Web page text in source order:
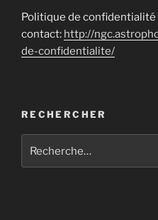
Politique de confidentialité
contact: http://
de-confidentialite/
RECHERCHER
pour